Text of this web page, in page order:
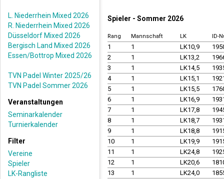
L. Niederrhein Mixed 2026
R. Niederrhein Mixed 2026
Düsseldorf Mixed 2026
Bergisch Land Mixed 2026
Essen/Bottrop Mixed 2026
TVN Padel Winter 2025/26
TVN Padel Sommer 2026
Veranstaltungen
Seminarkalender
Turnierkalender
Filter
Vereine
Spieler
LK-Rangliste
Spieler - Sommer 2026
Rang Mannschaft LK ID-
1 1 LK10,9
2
1 LK13,2
3
1 LK14,5
4
1 LK15,1
5
1 LK15,5
6
1 LK16,9
7
1 LK17,8
8
1 LK18,7
9
1 LK18,8
10
1 LK19,9
11
1 LK24,8
12
1 LK20,6
13
1 LK24,0